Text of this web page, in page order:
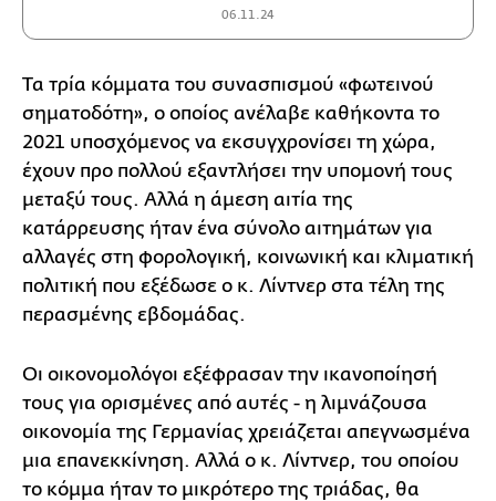
06.11.24
Τα τρία κόμματα του συνασπισμού «φωτεινού
σηματοδότη», ο οποίος ανέλαβε καθήκοντα το
2021 υποσχόμενος να εκσυγχρονίσει τη χώρα,
έχουν προ πολλού εξαντλήσει την υπομονή τους
μεταξύ τους. Αλλά η άμεση αιτία της
κατάρρευσης ήταν ένα σύνολο αιτημάτων για
αλλαγές στη φορολογική, κοινωνική και κλιματική
πολιτική που εξέδωσε ο κ. Λίντνερ στα τέλη της
περασμένης εβδομάδας.
Οι οικονομολόγοι εξέφρασαν την ικανοποίησή
τους για ορισμένες από αυτές - η λιμνάζουσα
οικονομία της Γερμανίας χρειάζεται απεγνωσμένα
μια επανεκκίνηση. Αλλά ο κ. Λίντνερ, του οποίου
το κόμμα ήταν το μικρότερο της τριάδας, θα